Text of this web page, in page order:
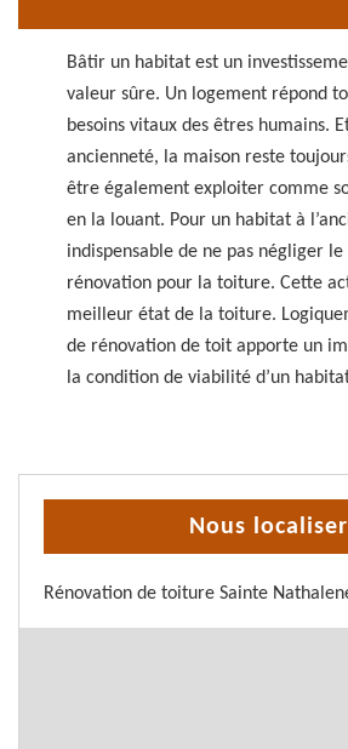
Bâtir un habitat est un
valeur sûre. Un logement répond
besoins vitaux des êtres humains.
ancienneté, la maison reste
être également exploiter comme
en la louant. Pour un habitat à
indispensable de ne pas négliger
rénovation pour la toiture. Cette
meilleur état de la toiture.
de rénovation de toit apporte un
la condition de viabilité d’un
Nous localiser
Rénovation de toiture Sainte